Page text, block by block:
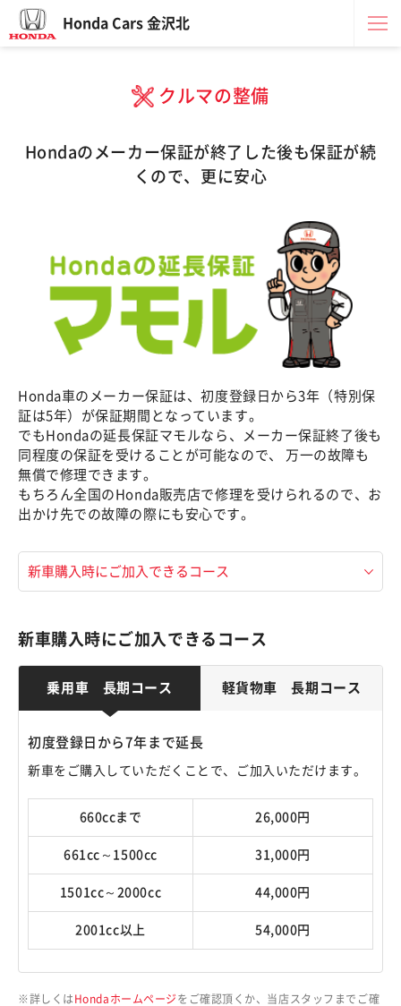
Honda Cars 金沢北
クルマの整備
Hondaのメーカー保証が終了した後も保証が続
くので、更に安心
Honda車のメーカー保証は、初度登録日から3年（特別保
証は5年）が保証期間となっています。
でもHondaの延長保証マモルなら、メーカー保証終了後も
同程度の保証を受けることが可能なので、 万一の故障も
無償で修理できます。
もちろん全国のHonda販売店で修理を受けられるので、お
出かけ先での故障の際にも安心です。
新車購入時にご加入できるコース
乗用車 長期コース 軽貨物車 長期コース
初度登録日から7年まで延長
新車をご購入していただくことで、ご加入いただけます。
660ccまで 26,000円
661cc～1500cc 31,000円
1501cc～2000cc 44,000円
2001cc以上 54,000円
詳しくは Hondaホームページをご確認頂くか、当店スタッフまでご確